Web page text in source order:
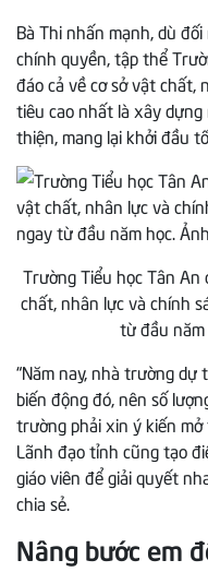
Bà Thi nhấn mạnh, dù
chính quyền, tập thể
đáo cả về cơ sở vật chất,
tiêu cao nhất là xây
thiện, mang lại khởi đầu
Trường Tiểu học Tân An
chất, nhân lực và chính
từ đầu năm
“Năm nay, nhà trường
biến động đó, nên số
trường phải xin ý kiến mở
Lãnh đạo tỉnh cũng tạo
giáo viên để giải quyết
chia sẻ.
Nâng bước em